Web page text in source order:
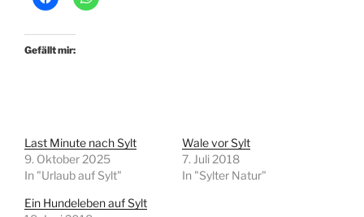
Gefällt mir:
Last Minute nach Sylt
9. Oktober 2025
In "Urlaub auf Sylt"
Wale vor Sylt
7. Juli 2018
In "Sylter Natur"
Ein Hundeleben auf Sylt